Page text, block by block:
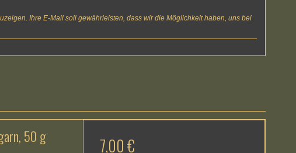
Ihre E-Mail soll gewährleisten, dass wir die Möglichkeit haben, uns bei
50 g 7,00 €